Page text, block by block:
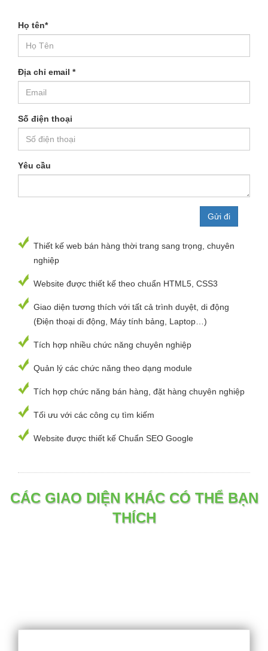
Họ tên*
Địa chỉ email *
Số điện thoại
Yêu cầu
Thiết kế web bán hàng thời trang sang trọng, chuyên
nghiệp
Website được thiết kế theo chuẩn HTML5, CSS3
Giao diện tương thích với tất cả trình duyệt, di động
(Điện thoại di động, Máy tính bảng, Laptop…)
Tích hợp nhiều chức năng chuyên nghiệp
Quản lý các chức năng theo dạng module
Tích hợp chức năng bán hàng, đặt hàng chuyên nghiệp
Tối ưu với các công cụ tìm kiếm
Website được thiết kế Chuẩn SEO Google
CÁC GIAO DIỆN KHÁC CÓ THỂ BẠN
THÍCH